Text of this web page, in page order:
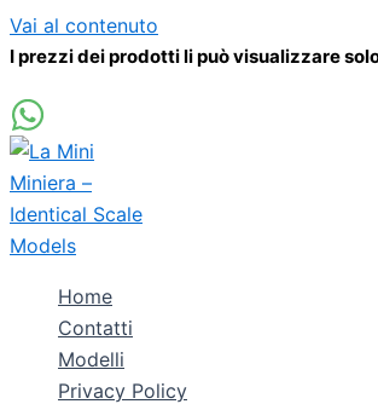
Vai al contenuto
I prezzi dei prodotti li può visualizzare
Home
Contatti
Modelli
Privacy Policy